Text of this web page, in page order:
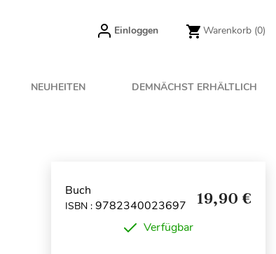
Einloggen Warenkorb (0)
NEUHEITEN DEMNÄCHST ERHÄLTLICH
Buch
ISBN : 9782340023697 19,90 €
Verfügbar